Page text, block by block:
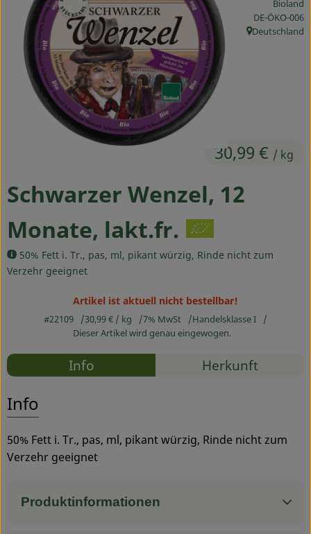
Ökokisten
Obst & Gemüse
Kühltheke
Backwaren
Haltbares
Drogerie
Über uns
Blog & Aktuelles
Schwarzer Wenzel, 12
Monate, lakt.fr.
50% Fett i. Tr., pas, ml, pikant würzig, Rinde nicht zum
Verzehr geeignet
30,99 € / kg
Bioland
,DE-ÖKO-006
, Herkunft:
Deutschland
Artikel ist aktuell nicht bestellbar!
#22109 30,99 € / kg 7% MwSt
Handelsklasse I
Dieser Artikel wird genau eingewogen.
Rezepte
Info Herkunft
Info
50% Fett i. Tr., pas, ml, pikant würzig, Rinde nicht zum
Verzehr geeignet
Produktinformationen